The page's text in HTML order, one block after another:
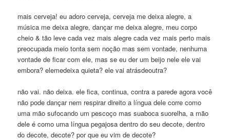
mais cerveja! eu adoro cerveja, cerveja me deixa alegre, a
música me deixa alegre, dançar me deixa alegre, meu corpo
cheio & tão leve cada vez mais alegre cada vez mais perto mais
preocupada meio tonta sem noção mas sem vontade, nenhuma
vontade de ficar com ele, mas se eu der um beijo nele ele vai
embora? elemedeixa quieta? ele vai atrásdeoutra?
não vai. não deixa. ele fica, continua, contra a parede agora você
não pode dançar nem respirar direito a língua dele corre como
uma mão sufocando um pescoço mas suaboca suorelha, a mão
dele é como uma língua pegajosa dentro do seu decote, dentro
do decote, decote? por que eu vim de decote?